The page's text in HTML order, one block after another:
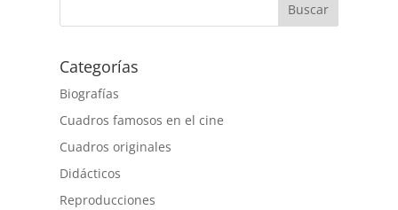
Buscar
Categorías
Biografías
Cuadros famosos en el cine
Cuadros originales
Didácticos
Reproducciones